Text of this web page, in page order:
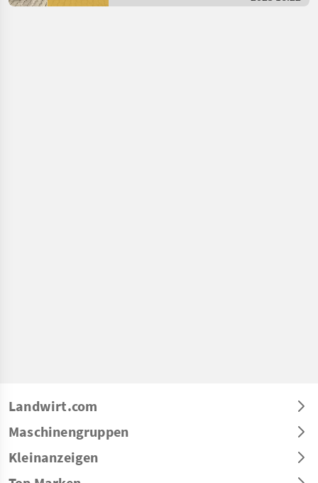
Motorfahrzeuge / Thaler
Landwirt.com
Maschinengruppen
Kleinanzeigen